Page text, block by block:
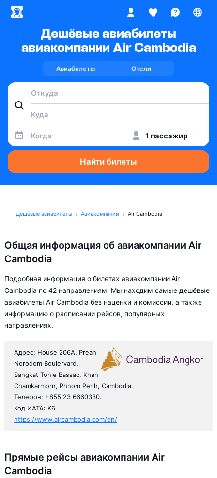
Дешёвые авиабилеты
авиакомпании Air Cambodia
Авиабилеты Отели
Когда 1 пассажир
Найти билеты
Дешёвые авиабилеты Авиакомпании Air Cambodia
Общая информация об авиакомпании Air
Cambodia
Подробная информация о билетах авиакомпании Air
Cambodia по 42 направлениям. Мы находим самые дешёвые
авиабилеты Air Cambodia без наценки и комиссии, а также
информацию о расписании рейсов, популярных
направлениях.
Адрес: House 206A, Preah
Norodom Boulervard,
Sangkat Tonle Bassac, Khan
Chamkarmorn, Phnom Penh, Cambodia.
Телефон: +855 23 6660330.
Код ИАТА: K6
https://www.aircambodia.com/en/
Прямые рейсы авиакомпании Air
Cambodia